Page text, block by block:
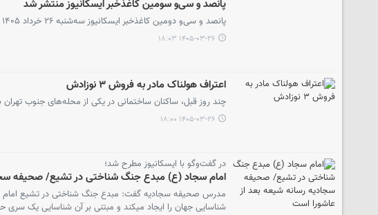
پانصد و سی‌و سومین کاغذخبر ایسکانیوز منتشر شد
پانصد و سی‌و دومین کاغذخبر ایسکانیوز سه‌شنبه ۲۶ خرداد ۱۴۰۵ منتشر شد.
۱۴۰۵-۰۳-۲۶ ۱۸:۰۳
اعتراف هولناک مادر به فروش ۳ نوزادش
چند روز قبل، ساکنان ساختمانی در یکی از محله‌های جنوب
۱۴۰۵-۰۳-۲۶ ۱۸:۰۰
در گفت‌وگو با ایسکانیوز مطرح شد؛
امام سجاد (ع) مبدع جنگ شناختی در تشیع/ صحیفه
مدرس صحیفه سجادیه گفت: مبدع جنگ شناختی در تشیع امام
شناسایی جهان را ایجاد میکند و مبتنی بر آن شناسایی یک سری